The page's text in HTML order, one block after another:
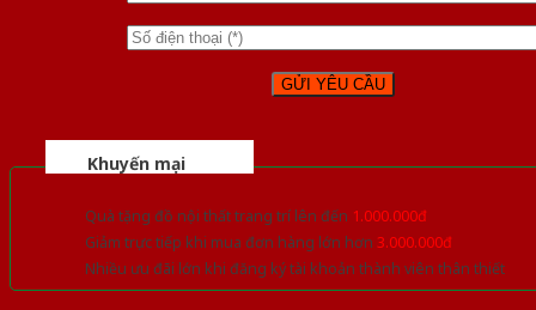
Khuyến mại
Quà tặng đồ nội thất trang trí lên đến 1.000.000đ
Giảm trực tiếp khi mua đơn hàng lớn hơn 3.000.000đ
Nhiều ưu đãi lớn khi đăng ký tài khoản thành viên thân thiết